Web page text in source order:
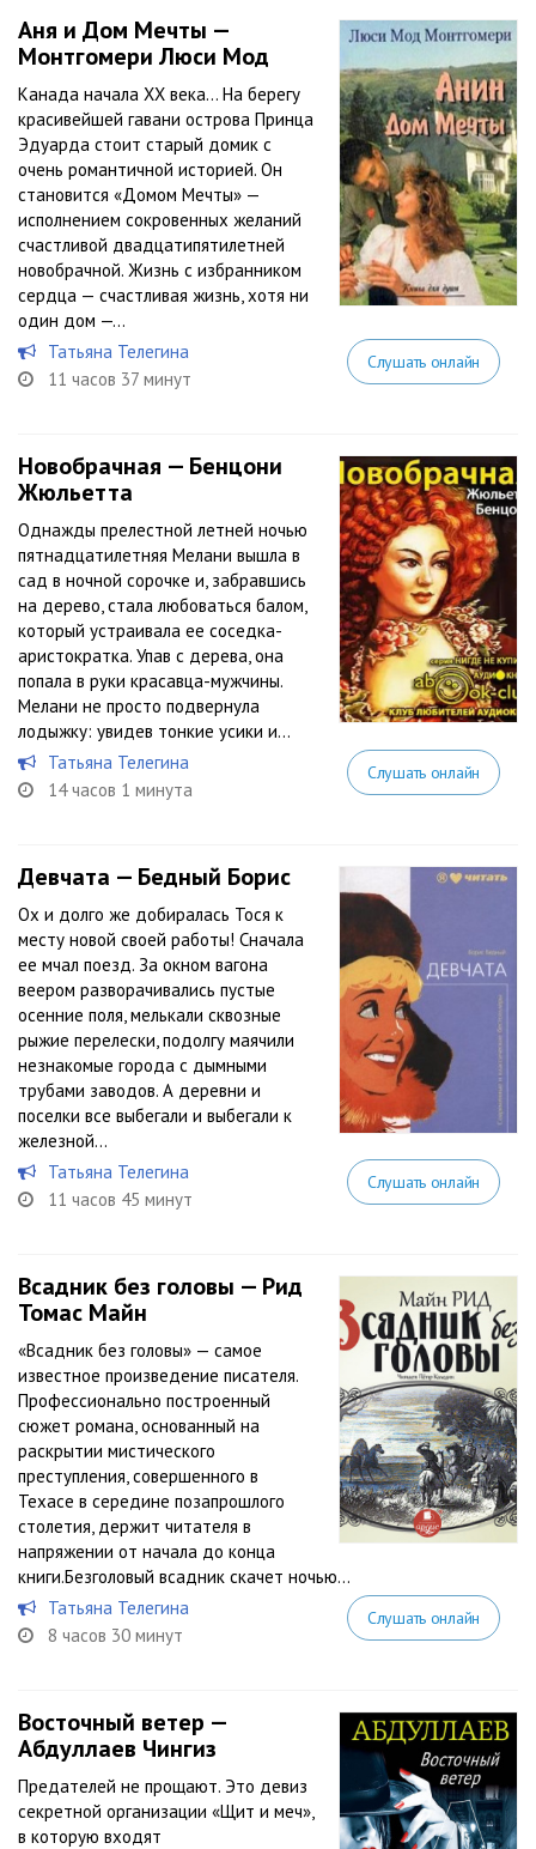
Аня и Дом Мечты —
Монтгомери Люси Мод
Канада начала XX века… На берегу
красивейшей гавани острова Принца
Эдуарда стоит старый домик с
очень романтичной историей. Он
становится «Домом Мечты» —
исполнением сокровенных желаний
счастливой двадцатипятилетней
новобрачной. Жизнь с избранником
сердца — счастливая жизнь, хотя ни
один дом —...
Татьяна Телегина
11 часов 37 минут
Слушать онлайн
Новобрачная — Бенцони
Жюльетта
Однажды прелестной летней ночью
пятнадцатилетняя Мелани вышла в
сад в ночной сорочке и, забравшись
на дерево, стала любоваться балом,
который устраивала ее соседка-
аристократка. Упав с дерева, она
попала в руки красавца-мужчины.
Мелани не просто подвернула
лодыжку: увидев тонкие усики и...
Татьяна Телегина
14 часов 1 минута
Слушать онлайн
Девчата — Бедный Борис
Ох и долго же добиралась Тося к
месту новой своей работы! Сначала
ее мчал поезд. За окном вагона
веером разворачивались пустые
осенние поля, мелькали сквозные
рыжие перелески, подолгу маячили
незнакомые города с дымными
трубами заводов. А деревни и
поселки все выбегали и выбегали к
железной...
Татьяна Телегина
11 часов 45 минут
Слушать онлайн
Всадник без головы — Рид
Томас Майн
«Всадник без головы» — самое
известное произведение писателя.
Профессионально построенный
сюжет романа, основанный на
раскрытии мистического
преступления, совершенного в
Техасе в середине позапрошлого
столетия, держит читателя в
напряжении от начала до конца
книги.Безголовый всадник скачет ночью...
Татьяна Телегина
8 часов 30 минут
Слушать онлайн
Восточный ветер —
Абдуллаев Чингиз
Предателей не прощают. Это девиз
секретной организации «Щит и меч»,
в которую входят